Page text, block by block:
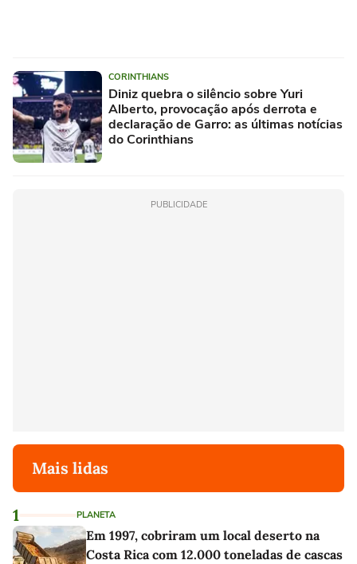
CORINTHIANS
Diniz quebra o silêncio sobre Yuri
Alberto, provocação após derrota e
declaração de Garro: as últimas notícias
do Corinthians
PUBLICIDADE
Mais lidas
1 PLANETA
Em 1997, cobriram um local deserto na
Costa Rica com 12.000 toneladas de cascas